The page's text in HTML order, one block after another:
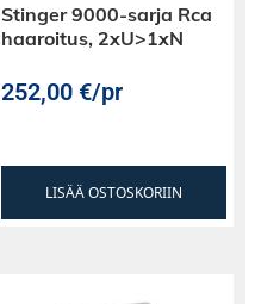
Stinger 9000-sarja Rca
haaroitus, 2xU>1xN
252,00€/pr
LISÄÄ OSTOSKORIIN